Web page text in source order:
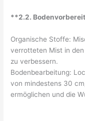
**2.2.
Organische Stoffe:
verrotteten Mist in
zu verbessern.
Bodenbearbeitung:
von mindestens 30
ermöglichen und die